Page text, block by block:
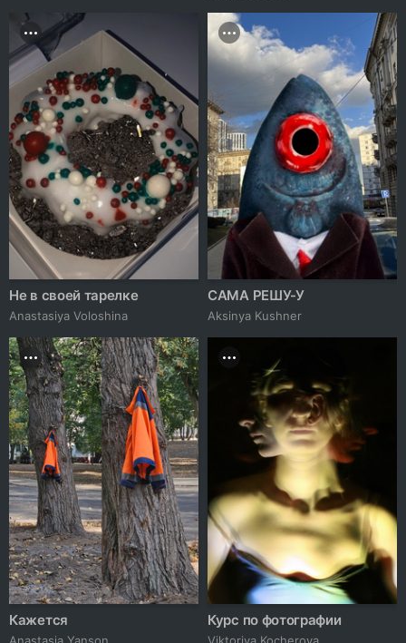
Не в своей тарелке
Anastasiya Voloshina
САМА РЕШУ-У
Aksinya Kushner
Кажется
Anastasia Yanson
Курс по фотографии
Viktoriya Kocherova